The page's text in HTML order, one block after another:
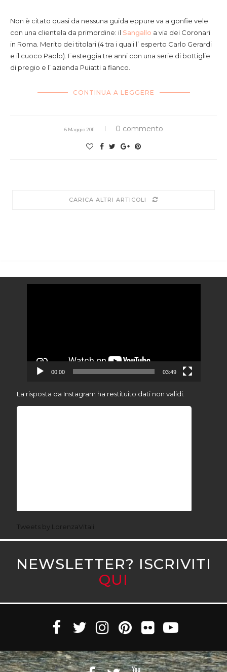
Non è citato quasi da nessuna guida eppure va a gonfie vele
con una clientela da primordine: il Sangallo a via dei Coronari
in Roma. Merito dei titolari (4 tra i quali l’ esperto Carlo Gerardi
e il cuoco Paolo). Festeggia tre anni con una serie di bottiglie
di pregio e l’ azienda Puiatti a fianco.
CONTINUA A LEGGERE
6 Maggio 2011 0 commento
CARICA ALTRI ARTICOLI
00:00 03:49
La risposta da Instagram ha restituito dati non validi.
Tweets by LorenzaVitali
NEWSLETTER? ISCRIVITI
QUI